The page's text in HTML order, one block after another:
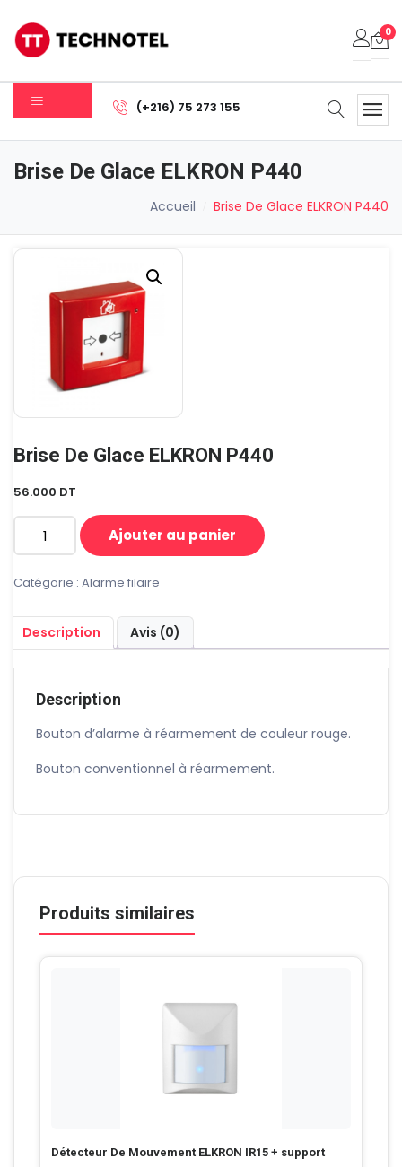
0
Votre panier est vide.
Sous-total: 0.000DT
Voir Le Panier Commander
(+216) 75 273 155
Brise De Glace ELKRON P440
Accueil Brise De Glace ELKRON P440
Brise De Glace ELKRON P440
56.000 DT
quantité
Brise
Glace
ELKRON
P440
Ajouter au panier
Catégorie : Alarme filaire
Description Avis (0)
Description
Bouton d’alarme à réarmement de couleur rouge.
Bouton conventionnel à réarmement.
Produits similaires
Détecteur De Mouvement ELKRON IR15 + support